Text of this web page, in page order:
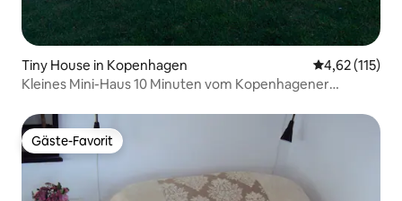
Tiny House in Kopenhagen
4,62 (115)
Kleines Mini-Haus 10 Minuten vom Kopenhagener
Gäste-Favorit
Gäste-Favorit